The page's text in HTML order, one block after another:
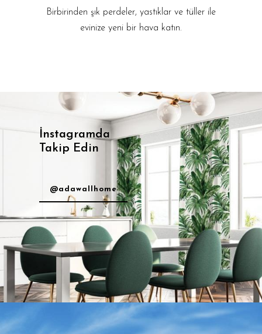
Birbirinden şık perdeler, yastıklar ve tüller ile
evinize yeni bir hava katın.
İnstagramda
Takip Edin
@adawallhome